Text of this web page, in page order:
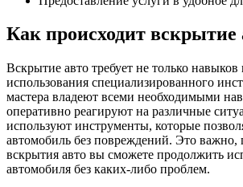
Как происходит вскрытие
Вскрытие авто требует не только
использования специализированного
мастера владеют всеми необходимыми
оперативно реагируют на различные
используют инструменты, которые
автомобиль без повреждений. Это важно,
вскрытия авто вы сможете продолжить
автомобиля без каких-либо проблем.